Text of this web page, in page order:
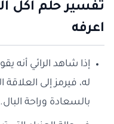
تفسير حلم اكل
اعرفه
إذا شاهد الرائي
له، فيرمز إلى
بالسعادة وراحة البال.